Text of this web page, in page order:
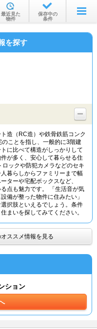
駅から
集から
最近見た
物件
保存中の
条件
を探す
造（RC造）や鉄骨鉄筋コンク
ことを指し、一般的に3階建
に比べて構造がしっかりして
が多く、安心して暮らせる住
ックや防犯カメラなどのセキ
暮らしからファミリーまで幅
ターや宅配ボックスなど、
点も魅力です。 「生活音が気
備が整った物件に住みたい」
択肢といえるでしょう。条件
まいを探してみてください。
ススメ情報を見る
ション